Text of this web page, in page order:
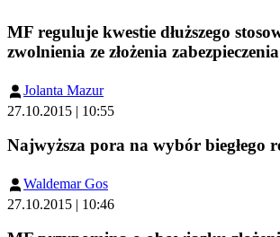
MF reguluje kwestie dłuższego
zwolnienia ze złożenia
Jolanta Mazur
27.10.2015 | 10:55
Najwyższa pora na wybór biegłego
Waldemar Gos
27.10.2015 | 10:46